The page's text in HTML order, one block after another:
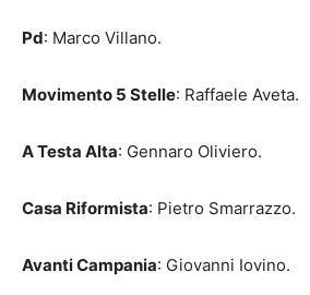
Pd: Marco Villano.
Movimento 5 Stelle: Raffaele Aveta.
A Testa Alta: Gennaro Oliviero.
Casa Riformista: Pietro Smarrazzo.
Avanti Campania: Giovanni Iovino.